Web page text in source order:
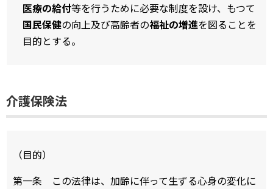
医療の給付等を行うために必要な制度を設け、もつて
国民保健の向上及び高齢者の福祉の増進を図ることを
目的とする。
介護保険法
（目的）
第一条 この法律は、加齢に伴って生ずる心身の変化に